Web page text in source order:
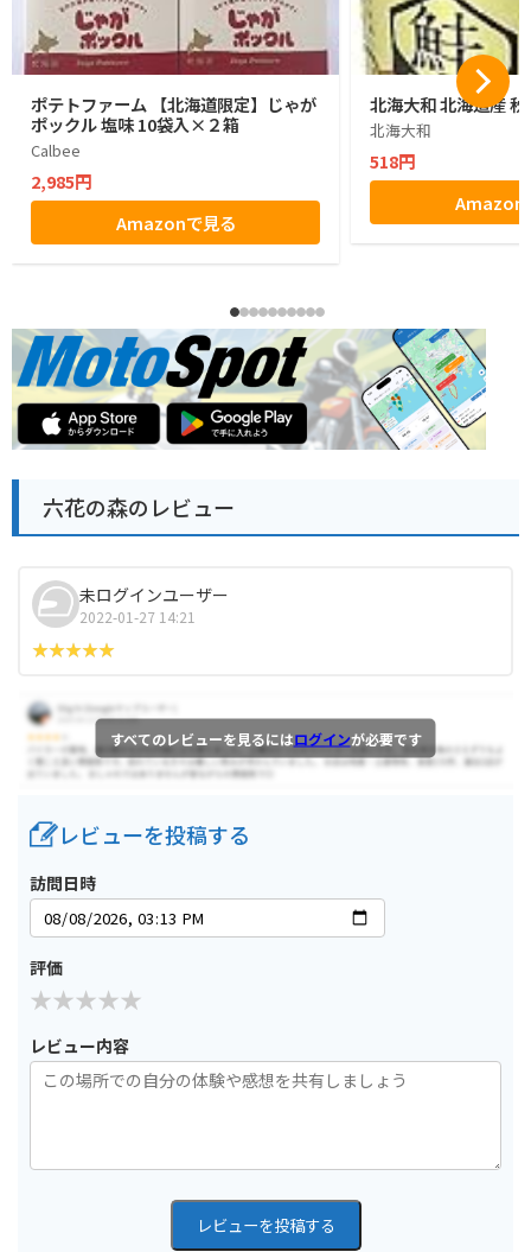
ポテトファーム 【北海道限定】じゃが
ポックル 塩味 10袋入×２箱
Calbee
2,985円
Amazonで見る
北海大和 北海道産
北海大和
518円
Amazon
六花の森のレビュー
未ログインユーザー
2022-01-27 14:21
すべてのレビューを見るにはログインが必要です
レビューを投稿する
訪問日時
評価
レビュー内容
レビューを投稿する